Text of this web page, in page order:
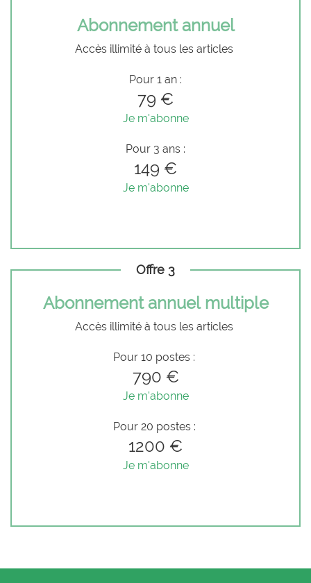
Abonnement annuel
Accès illimité à tous les articles
Pour 1 an :
79 €
Je m'abonne
Pour 3 ans :
149 €
Je m'abonne
Offre 3
Abonnement annuel multiple
Accès illimité à tous les articles
Pour 10 postes :
790 €
Je m'abonne
Pour 20 postes :
1200 €
Je m'abonne